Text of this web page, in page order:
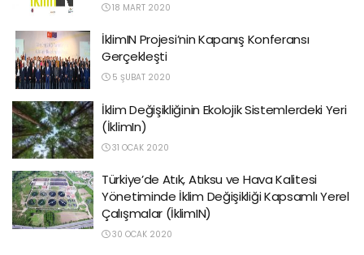
18 MART 2020
İklimIN Projesi’nin Kapanış Konferansı
Gerçekleşti
5 ŞUBAT 2020
İklim Değişikliğinin Ekolojik Sistemlerdeki Yeri
(İklimIn)
31 OCAK 2020
Türkiye’de Atık, Atıksu ve Hava Kalitesi
Yönetiminde İklim Değişikliği Kapsamlı Yerel
Çalışmalar (İklimIN)
30 OCAK 2020